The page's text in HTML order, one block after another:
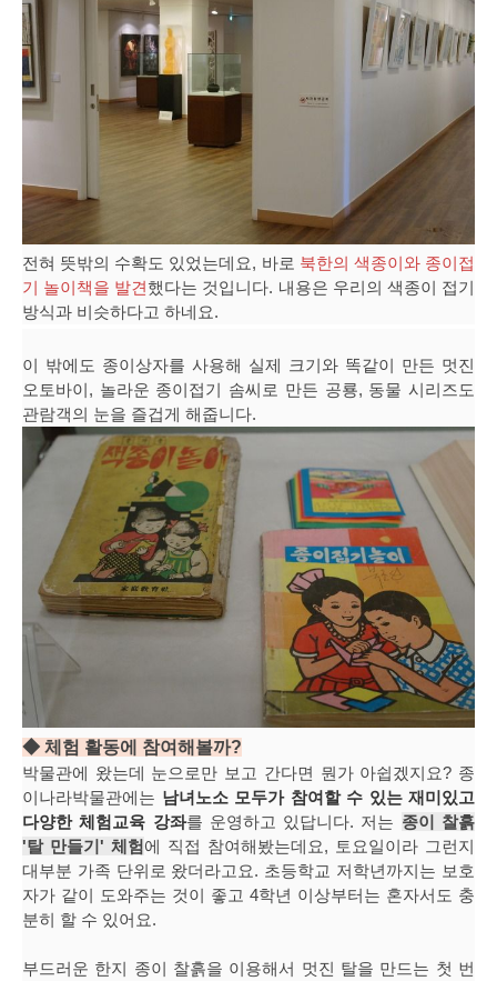
전혀 뜻밖의 수확도 있었는데요, 바로 북한의 색종이와 종이접
기 놀이책을 발견했다는 것입니다. 내용은 우리의 색종이 접기
방식과 비슷하다고 하네요.
이 밖에도 종이상자를 사용해 실제 크기와 똑같이 만든 멋진
오토바이, 놀라운 종이접기 솜씨로 만든 공룡, 동물 시리즈도
관람객의 눈을 즐겁게 해줍니다.
◆ 체험 활동에 참여해볼까?
박물관에 왔는데 눈으로만 보고 간다면 뭔가 아쉽겠지요? 종
이나라박물관에는 남녀노소 모두가 참여할 수 있는 재미있고
다양한 체험교육 강좌를 운영하고 있답니다. 저는 종이 찰흙
'탈 만들기' 체험 에 직접 참여해봤는데요, 토요일이라 그런지
대부분 가족 단위로 왔더라고요. 초등학교 저학년까지는 보호
자가 같이 도와주는 것이 좋고 4학년 이상부터는 혼자서도 충
분히 할 수 있어요.
부드러운 한지 종이 찰흙을 이용해서 멋진 탈을 만드는 첫 번